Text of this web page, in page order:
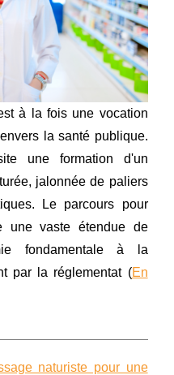
à la fois une vocation
la santé publique.
une formation d'un
jalonnée de paliers
Le parcours pour
une vaste étendue de
fondamentale à la
par la réglementat (En
naturiste pour une